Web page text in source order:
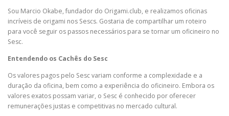
Sou Marcio Okabe, fundador do Origami.club, e realizamos oficinas
incríveis de origami nos Sescs. Gostaria de compartilhar um roteiro
para você seguir os passos necessários para se tornar um oficineiro no
Sesc.
Entendendo os Cachês do Sesc
Os valores pagos pelo Sesc variam conforme a complexidade e a
duração da oficina, bem como a experiência do oficineiro. Embora os
valores exatos possam variar, o Sesc é conhecido por oferecer
remunerações justas e competitivas no mercado cultural.